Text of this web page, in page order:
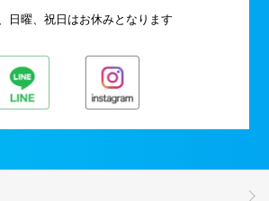
日曜、祝日はお休みとなります